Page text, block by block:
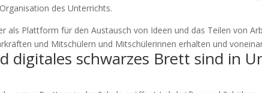
des Unterrichts.
Plattform für den Austausch von Ideen und das Teilen von
und Mitschülern und Mitschülerinnen erhalten und
digitales schwarzes Brett sind in